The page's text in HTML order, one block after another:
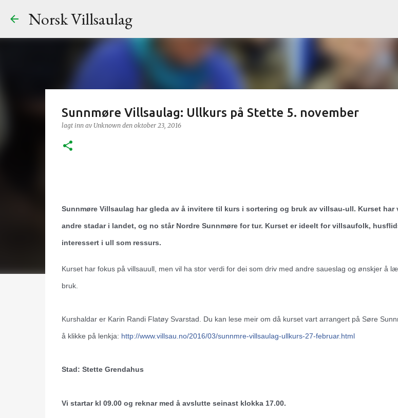
Norsk Villsaulag
Sunnmøre Villsaulag: Ullkurs på Stette 5. november
lagt inn av Unknown den oktober 23, 2016
Sunnmøre Villsaulag har gleda av å invitere til kurs i sortering og bruk av villsau-ull. Kurset har
andre stadar i landet, og no står Nordre Sunnmøre for tur. Kurset er ideelt for villsaufolk,
interessert i ull som ressurs.
Kurset har fokus på villsauull, men vil ha stor verdi for dei som driv med andre saueslag og ønskjer å
bruk.
Kurshaldar er Karin Randi Flatøy Svarstad. Du kan lese meir om då kurset vart arrangert på Søre
å klikke på lenkja: http://www.villsau.no/2016/03/sunnmre-villsaulag-ullkurs-27-februar.html
Stad: Stette Grendahus
Vi startar kl 09.00 og reknar med å avslutte seinast klokka 17.00.